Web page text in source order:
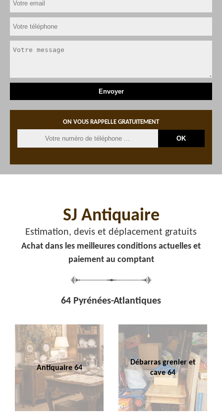
ON VOUS RAPPELLE GRATUITEMENT
SJ Antiquaire
Estimation, devis et déplacement gratuits
Achat dans les meilleures conditions actuelles et
paiement au comptant
64 Pyrénées-Atlantiques
Antiquaire 64
Débarras grenier et
cave 64